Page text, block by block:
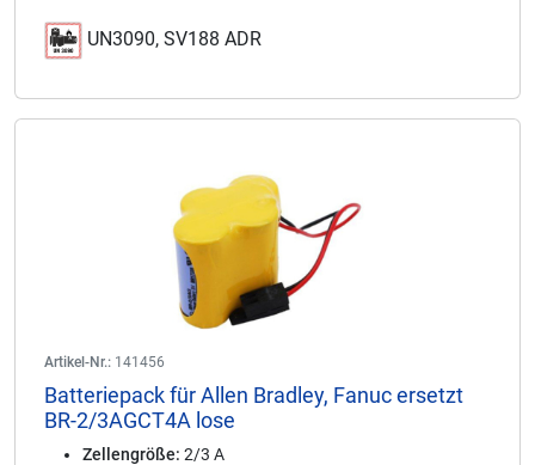
UN3090, SV188 ADR
Artikel-Nr.: 141456
Batteriepack für Allen Bradley, Fanuc ersetzt
BR-2/3AGCT4A lose
Zellengröße: 2/3 A